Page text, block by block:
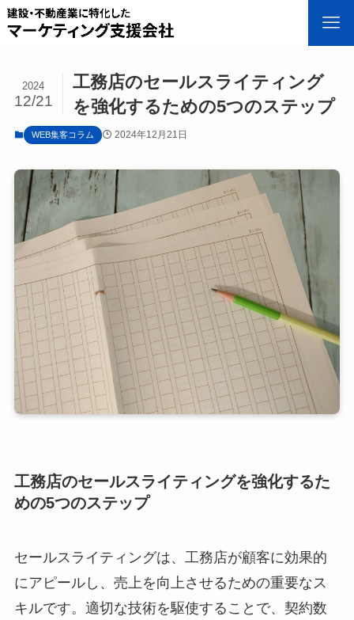
工務店のセールスライティング
を強化するための5つのステップ
2024
12/21
WEB集客コラム 2024年12月21日
工務店のセールスライティングを強化するた
めの5つのステップ
セールスライティングは、工務店が顧客に効果的
にアピールし、売上を向上させるための重要なス
キルです。適切な技術を駆使することで、契約数